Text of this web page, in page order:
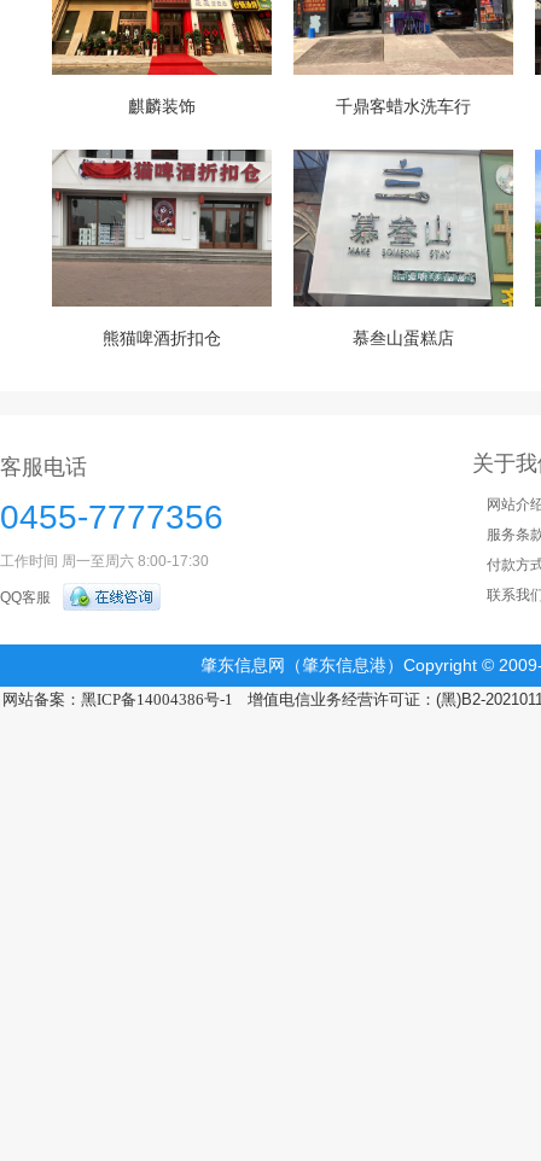
麒麟装饰 千鼎客蜡水洗车行
熊猫啤酒折扣仓 慕叁山蛋糕店
客服电话
0455-7777356
工作时间 周一至周六 8:00-17:30
QQ客服
关于
网站介
服务条
付款方
联系我
肇东信息网（肇东信息港）Copyright ©
网站备案：黑ICP备14004386号-1 增值电信业务经营许可证：(黑)B2-